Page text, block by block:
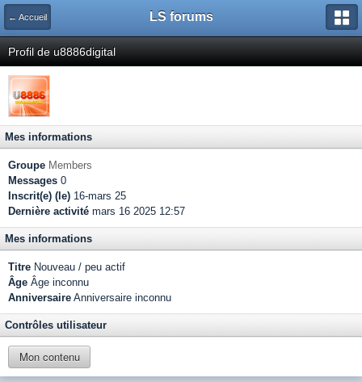
← Accueil LS forums
Profil de u8886digital
Mes informations
Groupe Members
Messages 0
Inscrit(e) (le) 16-mars 25
Dernière activité mars 16 2025 12:57
Mes informations
Titre Nouveau / peu actif
Âge Âge inconnu
Anniversaire Anniversaire inconnu
Contrôles utilisateur
Mon contenu